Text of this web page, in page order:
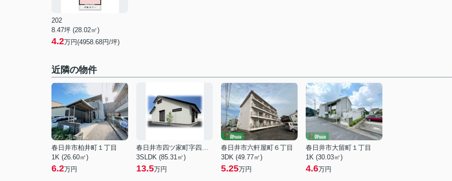
202
8.47坪 (28.02㎡)
4.2万円(4958.68円/坪)
近隣の物件
春日井市柏井町１丁目
1K (26.60㎡)
6.2万円
春日井市四ツ家町字四ツ家
3SLDK (85.31㎡)
13.5万円
春日井市六軒屋町６丁目
3DK (49.77㎡)
5.25万円
春日井市大留町１丁目
1K (30.03㎡)
4.6万円